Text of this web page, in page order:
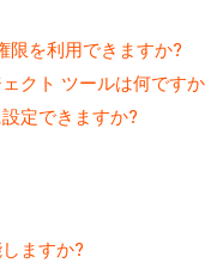
限を利用できますか?
クト ツールは何です
定できますか?
ますか?